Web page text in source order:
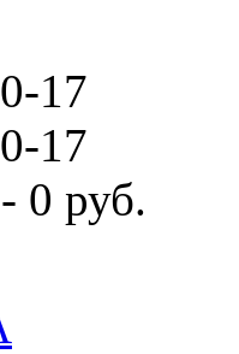
17
17
0 руб.